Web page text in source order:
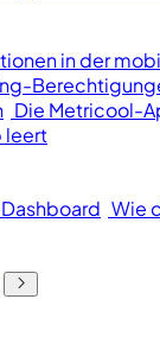
in der
Die Metricool-
leert
Wie